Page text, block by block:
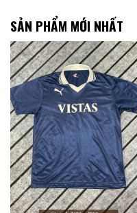
SẢN PHẨM MỚI NHẤT